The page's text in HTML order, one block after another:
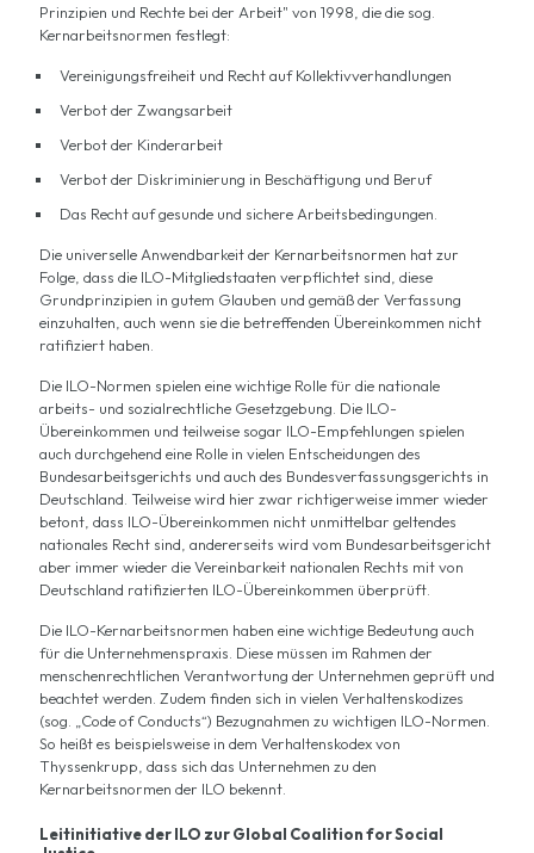
Prinzipien und Rechte bei der Arbeit" von 1998, die die sog.
Kernarbeitsnormen festlegt:
Vereinigungsfreiheit und Recht auf Kollektivverhandlungen
Verbot der Zwangsarbeit
Verbot der Kinderarbeit
Verbot der Diskriminierung in Beschäftigung und Beruf
Das Recht auf gesunde und sichere Arbeitsbedingungen.
Die universelle Anwendbarkeit der Kernarbeitsnormen hat zur
Folge, dass die ILO-Mitgliedstaaten verpflichtet sind, diese
Grundprinzipien in gutem Glauben und gemäß der Verfassung
einzuhalten, auch wenn sie die betreffenden Übereinkommen nicht
ratifiziert haben.
Die ILO-Normen spielen eine wichtige Rolle für die nationale
arbeits- und sozialrechtliche Gesetzgebung. Die ILO-
Übereinkommen und teilweise sogar ILO-Empfehlungen spielen
auch durchgehend eine Rolle in vielen Entscheidungen des
Bundesarbeitsgerichts und auch des Bundesverfassungsgerichts in
Deutschland. Teilweise wird hier zwar richtigerweise immer wieder
betont, dass ILO-Übereinkommen nicht unmittelbar geltendes
nationales Recht sind, andererseits wird vom Bundesarbeitsgericht
aber immer wieder die Vereinbarkeit nationalen Rechts mit von
Deutschland ratifizierten ILO-Übereinkommen überprüft.
Die ILO-Kernarbeitsnormen haben eine wichtige Bedeutung auch
für die Unternehmenspraxis. Diese müssen im Rahmen der
menschenrechtlichen Verantwortung der Unternehmen geprüft und
beachtet werden. Zudem finden sich in vielen Verhaltenskodizes
(sog. „Code of Conducts“) Bezugnahmen zu wichtigen ILO-Normen.
So heißt es beispielsweise in dem Verhaltenskodex von
Thyssenkrupp, dass sich das Unternehmen zu den
Kernarbeitsnormen der ILO bekennt.
Leitinitiative der ILO zur Global Coalition for Social